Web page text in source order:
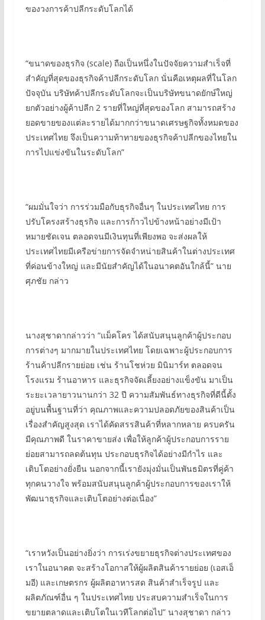
ของวงการค้าปลีกระดับโลกได้
“ขนาดของธุรกิจ (scale) ถือเป็นหนึ่งในปัจจัยความสำเร็จที่
สำคัญที่สุดของธุรกิจค้าปลีกระดับโลก นั่นคือเหตุผลที่ในโลก
ปัจจุบัน บริษัทค้าปลีกระดับโลกจะเป็นบริษัทขนาดยักษ์ใหญ่
ยกตัวอย่างผู้ค้าปลีก 2 รายที่ใหญ่ที่สุดของโลก สามารถสร้าง
ยอดขายของแต่ละรายได้มากกว่าขนาดเศรษฐกิจทั้งหมดของ
ประเทศไทย จึงเป็นความท้าทายของธุรกิจค้าปลีกของไทยใน
การไปแข่งขันในระดับโลก”
“ผมมั่นใจว่า การร่วมมือกับธุรกิจอื่นๆ ในประเทศไทย การ
ปรับโครงสร้างธุรกิจ และการก้าวไปข้างหน้าอย่างมีเป้า
หมายชัดเจน ตลอดจนมีเงินทุนที่เพียงพอ จะส่งผลให้
ประเทศไทยมีเครือข่ายการจัดจำหน่ายสินค้าในต่างประเทศ
ที่ค่อนข้างใหญ่ และมีนัยสำคัญได้ในอนาคตอันใกล้นี้” นาย
ศุภชัย กล่าว
นางสุชาดากล่าวว่า “แม็คโคร ได้สนับสนุนลูกค้าผู้ประกอบ
การต่างๆ มากมายในประเทศไทย โดยเฉพาะผู้ประกอบการ
ร้านค้าปลีกรายย่อย เช่น ร้านโชห่วย มินิมาร์ท ตลอดจน
โรงแรม ร้านอาหาร และธุรกิจจัดเลี้ยงอย่างแข็งขัน มาเป็น
ระยะเวลายาวนานกว่า 32 ปี ความสัมพันธ์ทางธุรกิจที่ดีนี้ตั้ง
อยู่บนพื้นฐานที่ว่า คุณภาพและความปลอดภัยของสินค้าเป็น
เรื่องสำคัญสูงสุด เราได้คัดสรรสินค้าที่หลากหลาย ครบครัน
มีคุณภาพดี ในราคาขายส่ง เพื่อให้ลูกค้าผู้ประกอบการราย
ย่อยสามารถลดต้นทุน ประกอบธุรกิจได้อย่างมีกำไร และ
เติบโตอย่างยั่งยืน นอกจากนี้เรายังมุ่งมั่นเป็นพันธมิตรที่คู่ค้า
ทุกคนวางใจ พร้อมสนับสนุนลูกค้าผู้ประกอบการของเราให้
พัฒนาธุรกิจและเติบโตอย่างต่อเนื่อง”
“เราหวังเป็นอย่างยิ่งว่า การเร่งขยายธุรกิจต่างประเทศของ
เราในอนาคต จะสร้างโอกาสให้ผู้ผลิตสินค้ารายย่อย (เอสเอ็
มอี) และเกษตรกร ผู้ผลิตอาหารสด สินค้าสำเร็จรูป และ
ผลิตภัณฑ์อื่น ๆ ในประเทศไทย ประสบความสำเร็จในการ
ขยายตลาดและเติบโตในเวทีโลกต่อไป” นางสุชาดา กล่าว